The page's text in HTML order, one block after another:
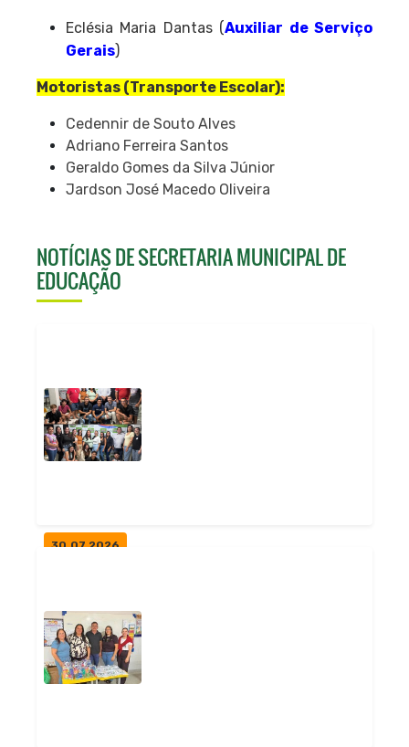
Eclésia Maria Dantas (Auxiliar de Serviço
Gerais)
Motoristas (Transporte Escolar):
Cedennir de Souto Alves
Adriano Ferreira Santos
Geraldo Gomes da Silva Júnior
Jardson José Macedo Oliveira
NOTÍCIAS DE SECRETARIA MUNICIPAL DE
EDUCAÇÃO
30.07.2026
FREI MARTINHO RECEBE
VISITA DO COORDENADOR DO
PARAÍBATEC